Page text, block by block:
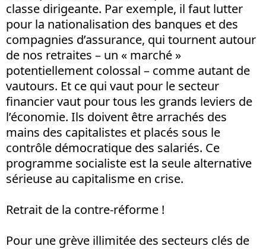
classe dirigeante. Par exemple, il faut lutter
pour la nationalisation des banques et des
compagnies d’assurance, qui tournent autour
de nos retraites – un « marché »
potentiellement colossal – comme autant de
vautours. Et ce qui vaut pour le secteur
financier vaut pour tous les grands leviers de
l’économie. Ils doivent être arrachés des
mains des capitalistes et placés sous le
contrôle démocratique des salariés. Ce
programme socialiste est la seule alternative
sérieuse au capitalisme en crise.
Retrait de la contre-réforme !
Pour une grève illimitée des secteurs clés de